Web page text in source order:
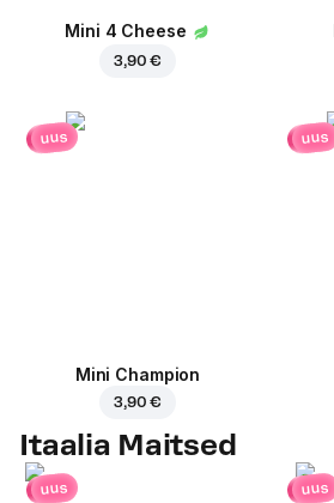
Mini 4 Cheese
3,90 €
uus
Mini Champion
3,90 €
uus
Itaalia Maitsed
uus uus